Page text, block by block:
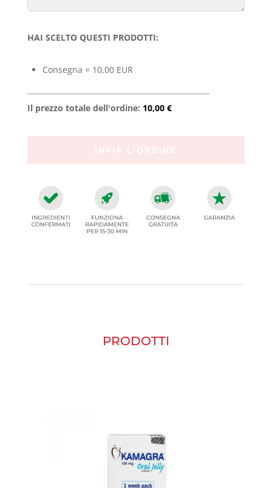
HAI SCELTO QUESTI PRODOTTI:
Consegna = 10,00 EUR
Il prezzo totale dell'ordine: 10,00 €
PRODOTTI